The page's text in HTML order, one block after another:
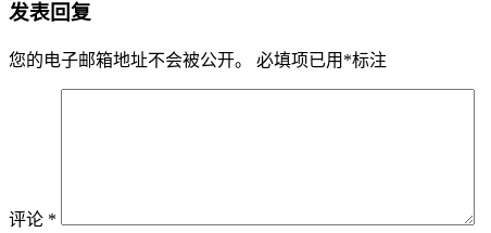
发表回复
您的电子邮箱地址不会被公开。 必填项已用 *标注
评论 *